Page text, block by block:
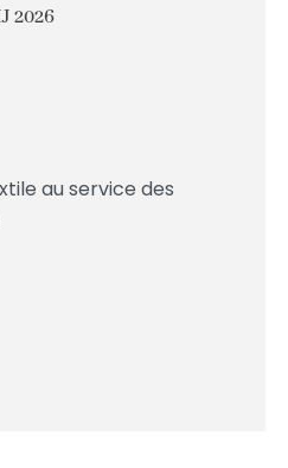
2026
au service des